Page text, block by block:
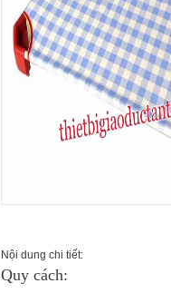
Nội dung chi tiết:
Quy cách: